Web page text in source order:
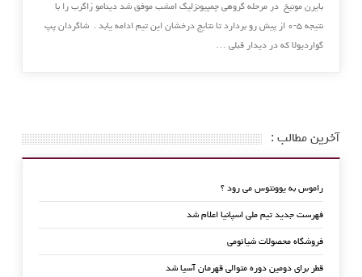
بایرن مونیخ در مرحله گروهی چمپیونزلیگ امشب موفق شد دینامو زاگرب را با
نتیجه ۵-۰ از پیش رو بردارد تا نتایج درخشان این تیم ادامه یابد . شاگردان پپ
گواردیولا که در دیدار قبلی …
آخرین مطالب :
راموس به یوونتوس می رود ؟
فهرست جدید تیم ملی اسپانیا اعلام شد
فروشگاه محصولات شیائومی
قطر برای دومین دوره متوالی قهرمان آسیا شد